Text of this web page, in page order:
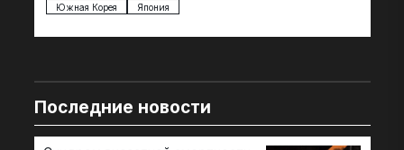
Южная Корея Япония
Последние новости